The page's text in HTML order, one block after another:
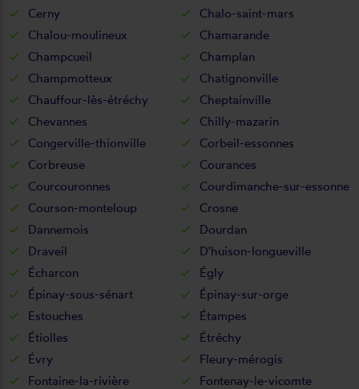
Cerny
Chalo-saint-mars
Chalou-moulineux
Chamarande
Champcueil
Champlan
Champmotteux
Chatignonville
Chauffour-lès-étréchy
Cheptainville
Chevannes
Chilly-mazarin
Congerville-thionville
Corbeil-essonnes
Corbreuse
Courances
Courcouronnes
Courdimanche-sur-essonne
Courson-monteloup
Crosne
Dannemois
Dourdan
Draveil
D'huison-longueville
Écharcon
Égly
Épinay-sous-sénart
Épinay-sur-orge
Estouches
Étampes
Étiolles
Étréchy
Évry
Fleury-mérogis
Fontaine-la-rivière
Fontenay-le-vicomte